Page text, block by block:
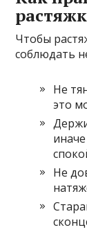
Чтобы
соблюдать
Не
это
Не